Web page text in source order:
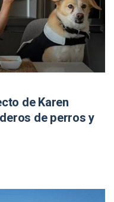
de Karen
de perros y